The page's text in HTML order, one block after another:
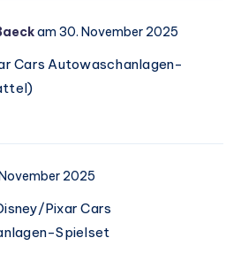
am 30. November 2025
Cars Autowaschanlagen-
2025
Pixar Cars
Spielset